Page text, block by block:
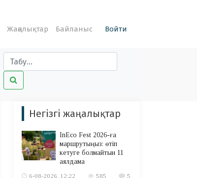
Жаңалықтар Байланыс Войти
Негізгі жаңалықтар
InEco Fest 2026-ға
маршрутыңыз: өтіп
кетуге болмайтын 11
аялдама
6-08-2026, 12:22
585 5